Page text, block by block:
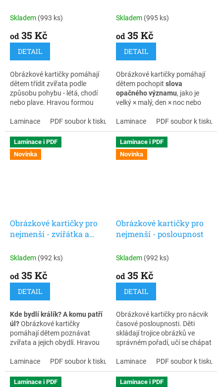
Skladem (993 ks)
od 35 Kč
DETAIL
Obrázkové kartičky pomáhají
dětem třídit zvířata podle
způsobu pohybu - létá, chodí
nebo plave. Hravou formou
porozumění řeči, kategorizaci i
logické myšlení.
Laminace PDF soubor k tisku
Skladem (995 ks)
od 35 Kč
DETAIL
Obrázkové kartičky pomáhají
dětem pochopit slova
opačného významu, jako je
velký × malý, den × noc nebo
formou rozvíjejí slovní zásobu,
porozumění řeči i logické
myšlení.
Laminace PDF soubor k tisku
Laminace i PDF
Novinka
Obrázkové kartičky pro
nejmenší - zvířátka a
Skladem (992 ks)
od35 Kč
DETAIL
Kde bydlí králík? A komu patří
úl?Obrázkové kartičky
pomáhají dětem poznávat
zvířata a jejich obydlí. Hravou
porozumění řeči, logické
myšlení i schopnost hledat
souvislosti.
Laminace PDF soubor k tisku
Laminace i PDF
Novinka
Obrázkové kartičky pro
nejmenší - posloupnost
Skladem (992 ks)
od35 Kč
DETAIL
Obrázkové kartičky pro nácvik
časové posloupnosti. Děti
skládají trojice obrázků ve
správném pořadí, učí se chápat
porozumění řeči i vyjadřovací
schopnosti.
Laminace PDF soubor k tisku
Laminace i PDF
Laminace i PDF